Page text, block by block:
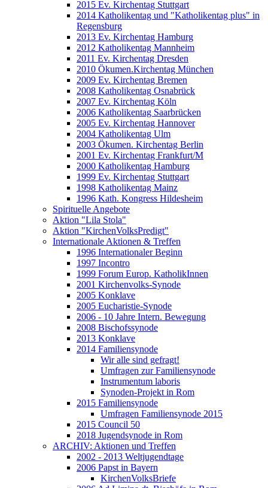
2015 Ev. Kirchentag Stuttgart
2014 Katholikentag und "Katholikentag plus" in
Regensburg
2013 Ev. Kirchentag Hamburg
2012 Katholikentag Mannheim
2011 Ev. Kirchentag Dresden
2010 Ökumen.Kirchentag München
2009 Ev. Kirchentag Bremen
2008 Katholikentag Osnabrück
2007 Ev. Kirchentag Köln
2006 Katholikentag Saarbrücken
2005 Ev. Kirchentag Hannover
2004 Katholikentag Ulm
2003 Ökumen. Kirchentag Berlin
2001 Ev. Kirchentag Frankfurt/M
2000 Katholikentag Hamburg
1999 Ev. Kirchentag Stuttgart
1998 Katholikentag Mainz
1996 Kath. Kongress Hildesheim
Spirituelle Angebote
Aktion "Lila Stola"
Aktion "KirchenVolksPredigt"
Internationale Aktionen & Treffen
1996 Internationaler Beginn
1997 Incontro
1999 Forum Europ. KatholikInnen
2001 Kirchenvolks-Synode
2005 Konklave
2005 Eucharistie-Synode
2006 - 10 Jahre Intern. Bewegung
2008 Bischofssynode
2013 Konklave
2014 Familiensynode
Wir alle sind gefragt!
Umfragen zur Familiensynode
Instrumentum laboris
Synoden-Projekt in Rom
2015 Familiensynode
Umfragen Familiensynode 2015
2015 Council 50
2018 Jugendsynode in Rom
ARCHIV: Aktionen und Treffen
2002 - 2013 Weltjugendtage
2006 Papst in Bayern
KirchenVolksBriefe